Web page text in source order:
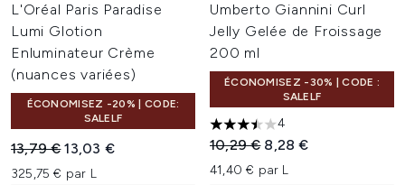
L'Oréal Paris Paradise
Lumi Glotion
Enluminateur Crème
(nuances variées)
ÉCONOMISEZ -20% | CODE:
SALELF
Prix de vente :
13,79 €Prix ​​actuel :
13,03 €
325,75 € par L
Umberto Giannini Curl
Jelly Gelée de Froissage
200 ml
ÉCONOMISEZ -30% | CODE :
SALELF
3.5 étoiles sur un maximum
4
Prix de vente :
10,29 € Prix ​​actuel :
8,28 €
41,40 € par L